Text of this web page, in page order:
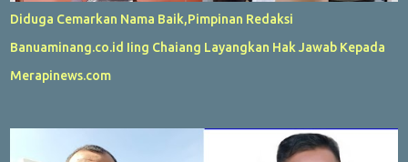
Diduga Cemarkan Nama Baik,Pimpinan Redaksi
Banuaminang.co.id Iing Chaiang Layangkan Hak Jawab Kepada
Merapinews.com